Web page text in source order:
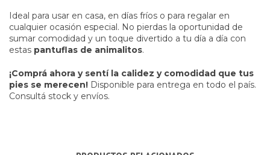
Ideal para usar en casa, en días fríos o para regalar en
cualquier ocasión especial. No pierdas la oportunidad de
sumar comodidad y un toque divertido a tu día a día con
estas pantuflas de animalitos.
¡Comprá ahora y sentí la calidez y comodidad que tus
pies se merecen! Disponible para entrega en todo el país.
Consultá stock y envíos.